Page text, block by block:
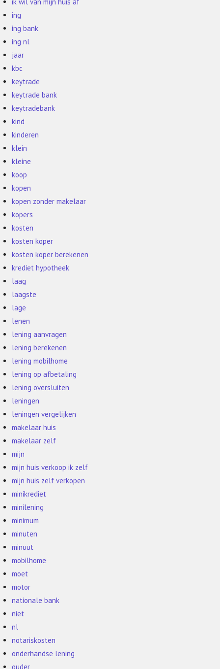
ing
ing bank
ing nl
jaar
kbc
keytrade
keytrade bank
keytradebank
kind
kinderen
klein
kleine
koop
kopen
kopen zonder makelaar
kopers
kosten
kosten koper
kosten koper berekenen
krediet hypotheek
laag
laagste
lage
lenen
lening aanvragen
lening berekenen
lening mobilhome
lening op afbetaling
lening oversluiten
leningen
leningen vergelijken
makelaar huis
makelaar zelf
mijn
mijn huis verkoop ik zelf
mijn huis zelf verkopen
minikrediet
minilening
minimum
minuten
minuut
mobilhome
moet
motor
nationale bank
niet
nl
notariskosten
onderhandse lening
ouder